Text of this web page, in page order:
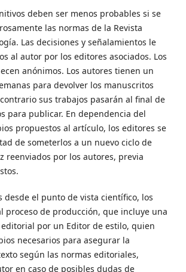
deben ser menos probables si se
las normas de la Revista
Las decisiones y señalamientos le
al autor por los editores asociados. Los
anónimos. Los autores tienen un
para devolver los manuscritos
sus trabajos pasarán al final de
para publicar. En dependencia del
propuestos al artículo, los editores se
de someterlos a un nuevo ciclo de
reenviados por los autores, previa
desde el punto de vista científico, los
proceso de producción, que incluye una
por un Editor de estilo, quien
necesarios para asegurar la
según las normas editoriales,
en caso de posibles dudas de